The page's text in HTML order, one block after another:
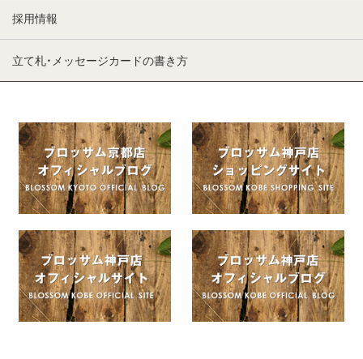
採用情報
立て札・メッセージカードの書き方